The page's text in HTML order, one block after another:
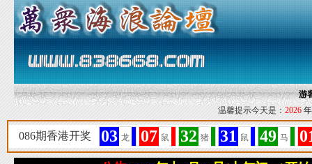
游
温馨提示今天是： 2026